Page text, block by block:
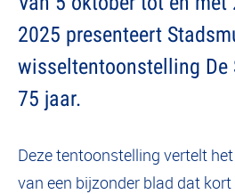
2025 presenteert
wisseltentoonstelling De
75 jaar.
Deze tentoonstelling vertelt
van een bijzonder blad dat kort